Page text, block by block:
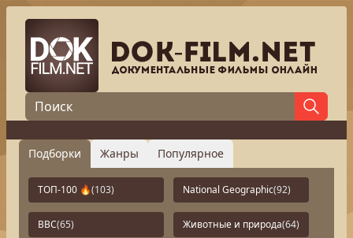
Подборки Жанры Популярное
ТОП-100 🔥(103) National Geographic(92)
BBC(65) Животные и природа(64)